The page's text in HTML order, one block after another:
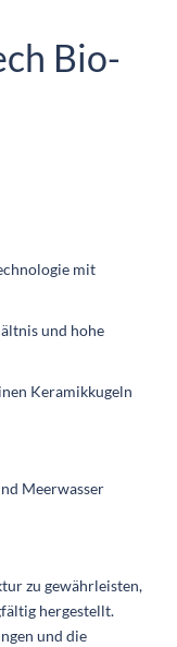
Bio-
mit
und hohe
Keramikkugeln
Meerwasser
zu gewährleisten,
hergestellt.
und die